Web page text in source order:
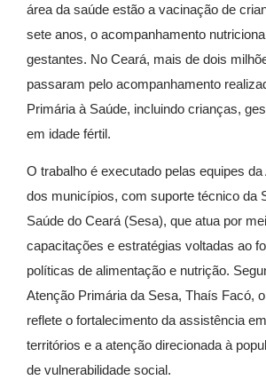
área da saúde estão a vacinação de
sete anos, o acompanhamento
gestantes. No Ceará, mais de dois
passaram pelo acompanhamento
Primária à Saúde, incluindo crianças,
em idade fértil.
O trabalho é executado pelas equipes
dos municípios, com suporte técnico da
Saúde do Ceará (Sesa), que atua por
capacitações e estratégias voltadas ao
políticas de alimentação e nutrição.
Atenção Primária da Sesa, Thaís Facó,
reflete o fortalecimento da assistência
territórios e a atenção direcionada à
de vulnerabilidade social.